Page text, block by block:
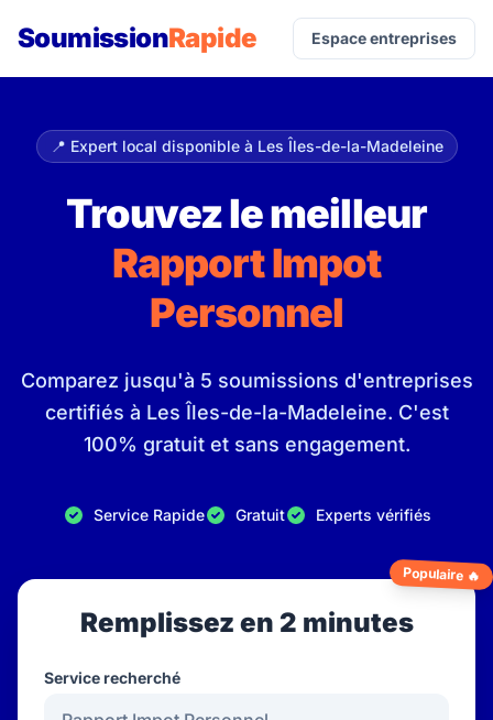
SoumissionRapide Espace entreprises
📍 Expert local disponible à Les Îles-de-la-Madeleine
Trouvez le meilleur
Rapport Impot
Personnel
Comparez jusqu'à 5 soumissions d'entreprises
certifiés à Les Îles-de-la-Madeleine. C'est
100% gratuit et sans engagement.
Service Rapide Gratuit Experts vérifiés
Populaire 🔥
Remplissez en 2 minutes
Service recherché